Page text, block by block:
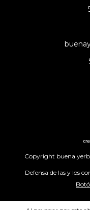
Copyright buena
Defensa de las y los